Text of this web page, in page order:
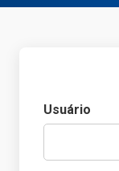
Usuário